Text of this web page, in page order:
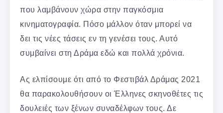
που λαμβάνουν χώρα στην παγκόσμια
κινηματογραφία. Πόσο μάλλον όταν μπορεί να
δει τις νέες τάσεις εν τη γενέσει τους. Αυτό
συμβαίνει στη Δράμα εδώ και πολλά χρόνια.
Ας ελπίσουμε ότι από το Φεστιβάλ Δράμας 2021
θα παρακολουθήσουν οι Έλληνες σκηνοθέτες τις
δουλειές των ξένων συναδέλφων τους. Δε